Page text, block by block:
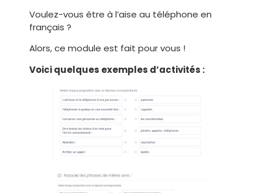
Voulez-vous être à l’aise au téléphone en
français ?
Alors, ce module est fait pour vous !
Voici quelques exemples d’activités :